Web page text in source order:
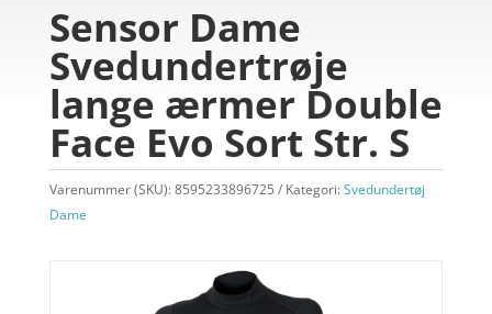
Sensor Dame
Svedundertrøje
lange ærmer Double
Face Evo Sort Str. S
Varenummer (SKU):8595233896725 Kategori:Svedundertøj
Dame